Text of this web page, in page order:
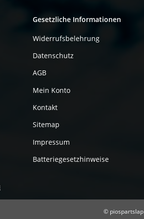
Gesetzliche Informationen
Widerrufsbelehrung
Datenschutz
AGB
Mein Konto
Kontakt
Sitemap
Impressum
Batteriegesetzhinweise
© piospartslap